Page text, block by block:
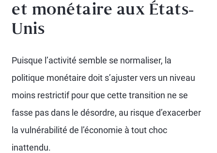
et monétaire aux États-
Unis
Puisque l’activité semble se normaliser, la
politique monétaire doit s’ajuster vers un niveau
moins restrictif pour que cette transition ne se
fasse pas dans le désordre, au risque d’exacerber
la vulnérabilité de l’économie à tout choc
inattendu.